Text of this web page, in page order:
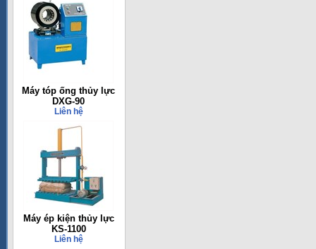
Máy tóp ống thủy lực
DXG-90
Liên hệ
Máy ép kiện thủy lực
KS-1100
Liên hệ